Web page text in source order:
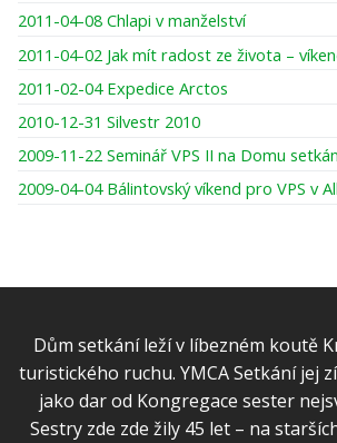
2011-04-08 Chlapi v manželství
2011-04-02 Jak mít radost ze života –
2011-02-04 Expedice Arctos
2010-12-31 Silvestr 2010
2009-11-22 Seminář VPS II na Domu
2009-04-04 Bálintovský víkend pro VPS v
Dům setkání leží v líbezném koutě
turistického ruchu. YMCA Setkání jej
jako dar od Kongregace sester
Sestry zde zde žily 45 let – na